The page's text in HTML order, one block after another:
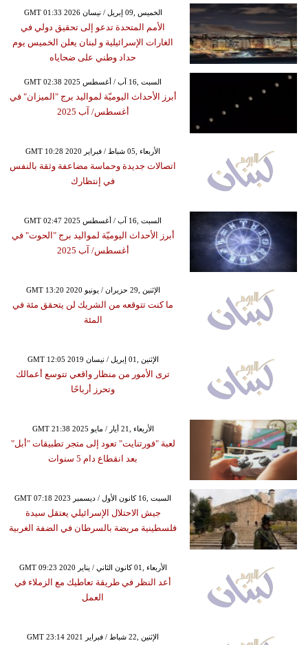
GMT 01:33 2026 الخميس ,09 إبريل / نيسان
الأمم المتحدة تدعو إلى تحقيق دولي في
الغارات الإسرائيلية و لبنان يعلن الخميس يوم
حداد وطني على ضحاياه
GMT 02:38 2025 السبت ,16 آب / أغسطس
أبرز الأحداث اليوميّة لمواليد برج "الميزان" في
أغسطس/ آب 2025
GMT 10:28 2020 الأربعاء ,05 شباط / فبراير
اتصالات جديدة وحماسة مضاعفة وثقة بالنفس
في إنتظارك
GMT 02:47 2025 السبت ,16 آب / أغسطس
أبرز الأحداث اليوميّة لمواليد برج "الحوت" في
أغسطس/ آب 2025
GMT 13:20 2020 الإثنين ,29 حزيران / يونيو
ما كنت تتوقعه من الشريك لن يتحقق مئة في
المئة
GMT 12:05 2019 الإثنين ,01 إبريل / نيسان
ترى الأمور من منظار واقعي تتوسع أعمالك
وتحرز أرباحًا
GMT 21:38 2025 الأربعاء ,21 أيار / مايو
لعبة "فورتنايت" تعود إلى متجر تطبيقات "أبل"
بعد انقطاع دام 5 سنوات
GMT 07:18 2023 السبت ,16 كانون الأول / ديسمبر
جيش الاحتلال الإسرائيلي يعتقل سيدة
فلسطينية مريضة بالسرطان في الضفة الغربية
GMT 09:23 2020 الأربعاء ,01 كانون الثاني / يناير
أعد النظر في طريقة تعاطيك مع الزملاء في
العمل
GMT 23:14 2021 الإثنين ,22 شباط / فبراير